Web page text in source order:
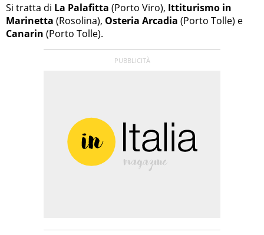
Si tratta di La Palafitta (Porto Viro), Ittiturismo in
Marinetta (Rosolina), Osteria Arcadia (Porto Tolle) e
Canarin (Porto Tolle).